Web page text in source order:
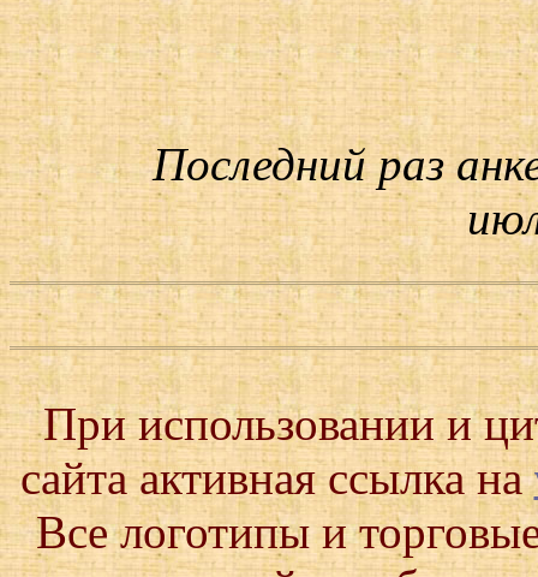
Последний раз
При использовании и
сайта активная ссылка на
Все логотипы и